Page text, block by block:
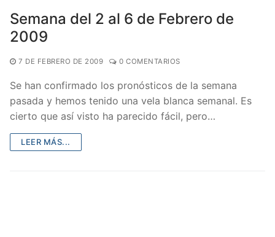
Semana del 2 al 6 de Febrero de
2009
7 DE FEBRERO DE 2009 0 COMENTARIOS
Se han confirmado los pronósticos de la semana
pasada y hemos tenido una vela blanca semanal. Es
cierto que así visto ha parecido fácil, pero…
LEER MÁS...